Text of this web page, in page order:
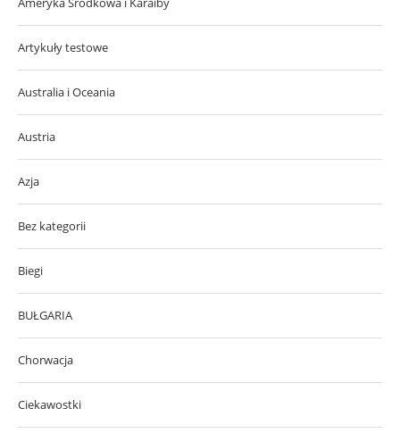
Artykuły testowe
Australia i Oceania
Austria
Azja
Bez kategorii
Biegi
BUŁGARIA
Chorwacja
Ciekawostki